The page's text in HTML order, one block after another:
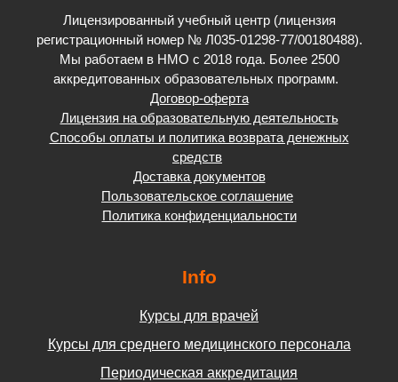
Лицензированный учебный центр (лицензия
регистрационный номер № Л035-01298-77/00180488).
Мы работаем в НМО с 2018 года. Более 2500
аккредитованных образовательных программ.
Договор-оферта
Лицензия на образовательную деятельность
Способы оплаты и политика возврата денежных
средств
Доставка документов
Пользовательское соглашение
Политика конфиденциальности
Info
Курсы для врачей
Курсы для среднего медицинского персонала
Периодическая аккредитация